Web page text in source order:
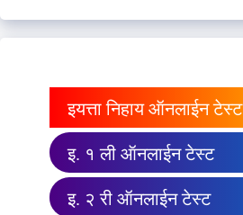
इयत्ता निहाय ऑनलाईन टेस्ट
इ. १ ली ऑनलाईन टेस्ट
इ. २ री ऑनलाईन टेस्ट